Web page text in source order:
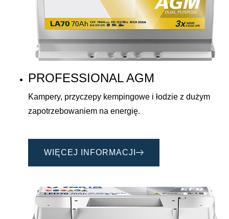
PROFESSIONAL AGM
Kampery, przyczepy kempingowe i łodzie z dużym
zapotrzebowaniem na energię.
WIĘCEJ INFORMACJI